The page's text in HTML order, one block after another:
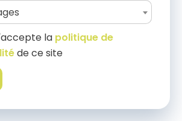
la politique de
de ce site